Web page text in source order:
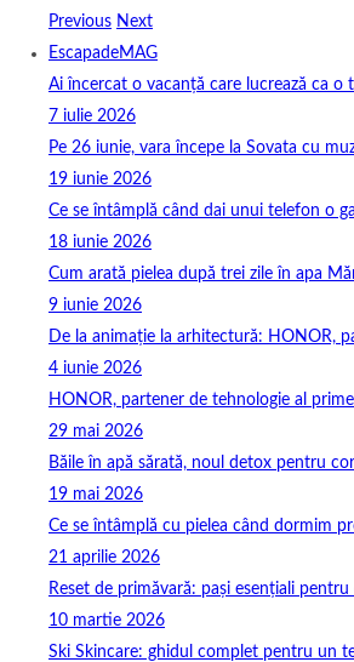
Previous Next
EscapadeMAG
Ai încercat o vacanță care lucrează ca o
7 iulie 2026
Pe 26 iunie, vara începe la Sovata cu
19 iunie 2026
Ce se întâmplă când dai unui telefon o
18 iunie 2026
Cum arată pielea după trei zile în apa
9 iunie 2026
De la animație la arhitectură: HONOR,
4 iunie 2026
HONOR, partener de tehnologie al
29 mai 2026
Băile în apă sărată, noul detox pentru
19 mai 2026
Ce se întâmplă cu pielea când dormim
21 aprilie 2026
Reset de primăvară: pași esențiali
10 martie 2026
Ski Skincare: ghidul complet pentru un